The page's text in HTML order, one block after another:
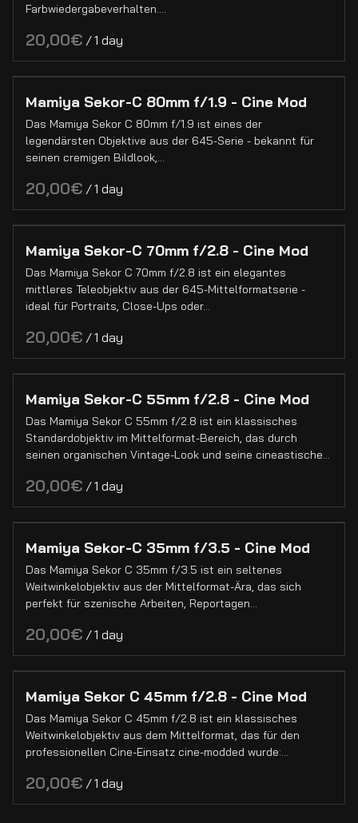
Nebelmaschinen & Hazer
Monitore
Regie Monitore
On-Camera Monitore
Video Funkstrecken
Sound
Zubehör
Funkgeräte
Specials
Farbwiedergabeverhalten.…
/
Mamiya Sekor-C 80mm f/1.9 - Cine Mod
Das Mamiya Sekor C 80mm f/1.9 ist eines der
legendärsten Objektive aus der 645-Serie - bekannt für
seinen cremigen Bildlook,…
/
Mamiya Sekor-C 70mm f/2.8 - Cine Mod
Das Mamiya Sekor C 70mm f/2.8 ist ein elegantes
mittleres Teleobjektiv aus der 645-Mittelformatserie -
ideal für Portraits, Close-Ups oder…
/
Mamiya Sekor-C 55mm f/2.8 - Cine Mod
Das Mamiya Sekor C 55mm f/2.8 ist ein klassisches
Standardobjektiv im Mittelformat-Bereich, das durch
seinen organischen Vintage-Look und seine cineastische…
/
Mamiya Sekor-C 35mm f/3.5 - Cine Mod
Das Mamiya Sekor C 35mm f/3.5 ist ein seltenes
Weitwinkelobjektiv aus der Mittelformat-Ära, das sich
perfekt für szenische Arbeiten, Reportagen…
/
Mamiya Sekor C 45mm f/2.8 - Cine Mod
Das Mamiya Sekor C 45mm f/2.8 ist ein klassisches
Weitwinkelobjektiv aus dem Mittelformat, das für den
professionellen Cine-Einsatz cine-modded wurde:…
/